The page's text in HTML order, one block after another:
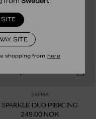
SITE
shopping from here
SAFIRA
SPARKLE DUO PIERCING
249.00 NOK